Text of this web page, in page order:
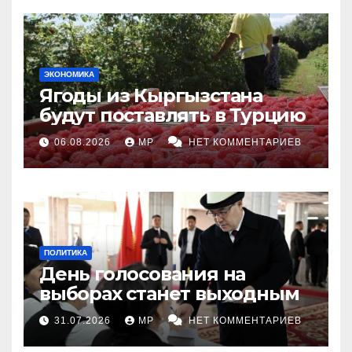
ЭКОНОМИКА
Ягоды из Кыргызстана
будут поставлять в Турцию
06.08.2026 MP НЕТ КОММЕНТАРИЕВ
ПОЛИТИКА
День голосования на
выборах станет выходным
31.07.2026 MP НЕТ КОММЕНТАРИЕВ